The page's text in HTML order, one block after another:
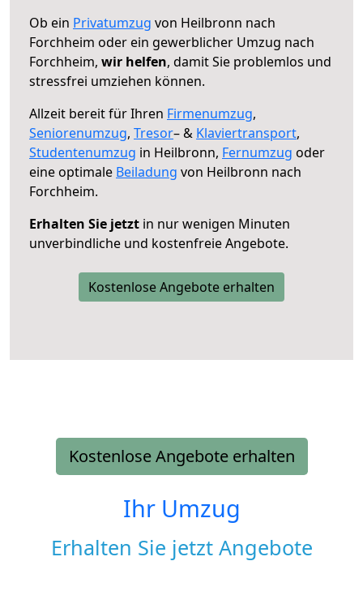
Ob ein Privatumzug von Heilbronn nach
Forchheim oder ein gewerblicher Umzug nach
Forchheim, wir helfen, damit Sie problemlos und
stressfrei umziehen können.
Allzeit bereit für Ihren Firmenumzug,
Seniorenumzug, Tresor– & Klaviertransport,
Studentenumzug in Heilbronn, Fernumzug oder
eine optimale Beiladung von Heilbronn nach
Forchheim.
Erhalten Sie jetzt in nur wenigen Minuten
unverbindliche und kostenfreie Angebote.
Kostenlose Angebote erhalten
Kostenlose Angebote erhalten
Ihr Umzug
Erhalten Sie jetzt Angebote